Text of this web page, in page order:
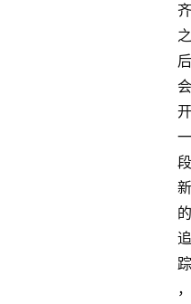
齐
之
后
会
开
一
段
新
的
追
踪
，